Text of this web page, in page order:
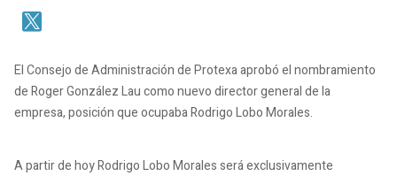
El Consejo de Administración de Protexa aprobó el nombramiento
de Roger González Lau como nuevo director general de la
empresa, posición que ocupaba Rodrigo Lobo Morales.
A partir de hoy Rodrigo Lobo Morales será exclusivamente